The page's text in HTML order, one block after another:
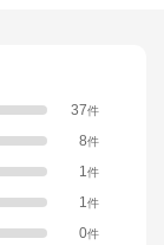
37件
8件
1件
1件
0件